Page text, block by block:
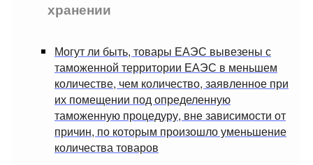
хранении
Могут ли быть, товары ЕАЭС вывезены с
таможенной территории ЕАЭС в меньшем
количестве, чем количество, заявленное при
их помещении под определенную
таможенную процедуру, вне зависимости от
причин, по которым произошло уменьшение
количества товаров